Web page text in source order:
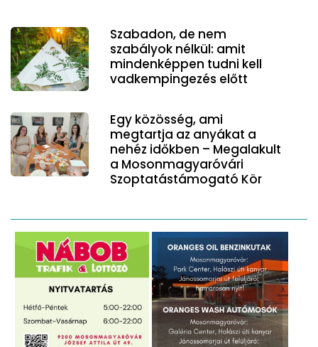
Szabadon, de nem
szabályok nélkül: amit
mindenképpen tudni kell
vadkempingezés előtt
Egy közösség, ami
megtartja az anyákat a
nehéz időkben – Megalakult
a Mosonmagyaróvári
Szoptatástámogató Kör